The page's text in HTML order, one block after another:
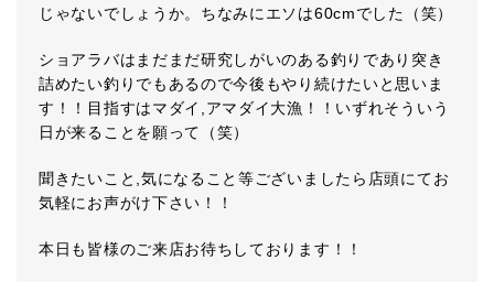
じゃないでしょうか。ちなみにエソは60cmでした（笑）
ショアラバはまだまだ研究しがいのある釣りであり突き
詰めたい釣りでもあるので今後もやり続けたいと思いま
す！！目指すはマダイ,アマダイ大漁！！いずれそういう
日が来ることを願って（笑）
聞きたいこと,気になること等ございましたら店頭にてお
気軽にお声がけ下さい！！
本日も皆様のご来店お待ちしております！！